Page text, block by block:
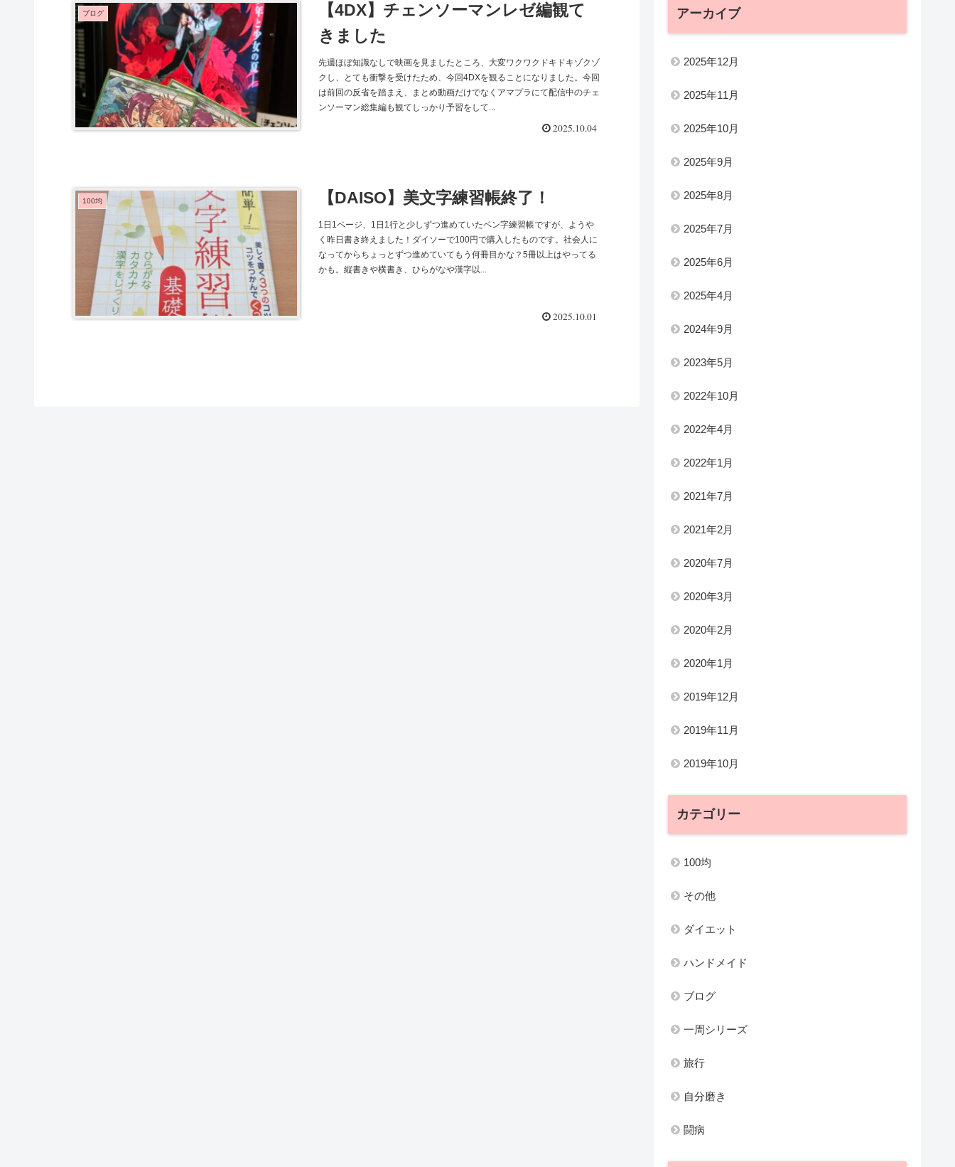
ブログ
【4DX】チェンソーマンレゼ編観て
きました
先週ほぼ知識なしで映画を見ましたところ、大変ワクワクドキドキゾクゾ
クし、とても衝撃を受けたため、今回4DXを観ることになりました。今回
は前回の反省を踏まえ、まとめ動画だけでなくアマプラにて配信中のチェ
ンソーマン総集編も観てしっかり予習をして...
2025.10.04
100均 【DAISO】美文字練習帳終了！
1日1ページ、1日1行と少しずつ進めていたペン字練習帳ですが、ようや
く昨日書き終えました！ダイソーで100円で購入したものです。社会人に
なってからちょっとずつ進めていてもう何冊目かな？5冊以上はやってる
かも。縦書きや横書き、ひらがなや漢字以...
2025.10.01
アーカイブ
2025年12月
2025年11月
2025年10月
2025年9月
2025年8月
2025年7月
2025年6月
2025年4月
2024年9月
2023年5月
2022年10月
2022年4月
2022年1月
2021年7月
2021年2月
2020年7月
2020年3月
2020年2月
2020年1月
2019年12月
2019年11月
2019年10月
カテゴリー
100均
その他
ダイエット
ハンドメイド
ブログ
一周シリーズ
旅行
自分磨き
闘病